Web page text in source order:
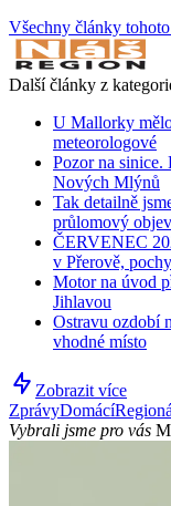
Všechny články
Další články z
U Mallorky
meteorologové
Pozor na
Nových Mlýnů
Tak detailně
průlomový objev
ČERVENEC
v Přerově,
Motor na úvod
Jihlavou
Ostravu ozdobí
vhodné místo
Zobrazit více
ZprávyDomácí
Vybrali jsme pro vás